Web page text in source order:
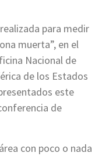
para medir
muerta”, en el
Nacional de
de los Estados
este
de
con poco o nada